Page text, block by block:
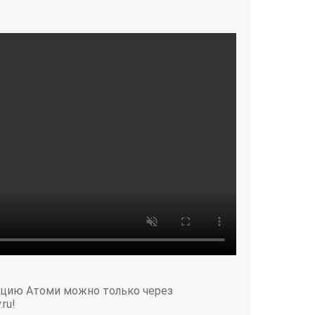
Атоми можно только через